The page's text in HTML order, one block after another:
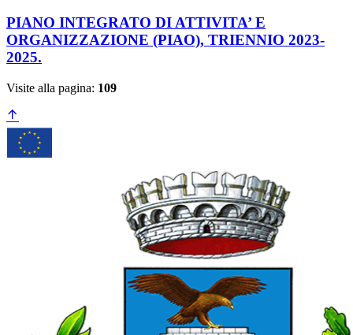
PIANO INTEGRATO DI ATTIVITA’ E
ORGANIZZAZIONE (PIAO), TRIENNIO 2023-
2025.
Visite alla pagina: 109